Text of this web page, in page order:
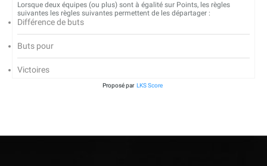
Lorsque deux équipes (ou plus) sont à égalité sur Points, les règles
suivantes les règles suivantes permettent de les départager :
Différence de buts
Buts pour
Victoires
Proposé par LKS Score